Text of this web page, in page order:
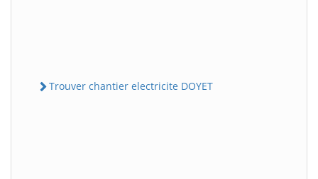
Trouver chantier electricite DOYET